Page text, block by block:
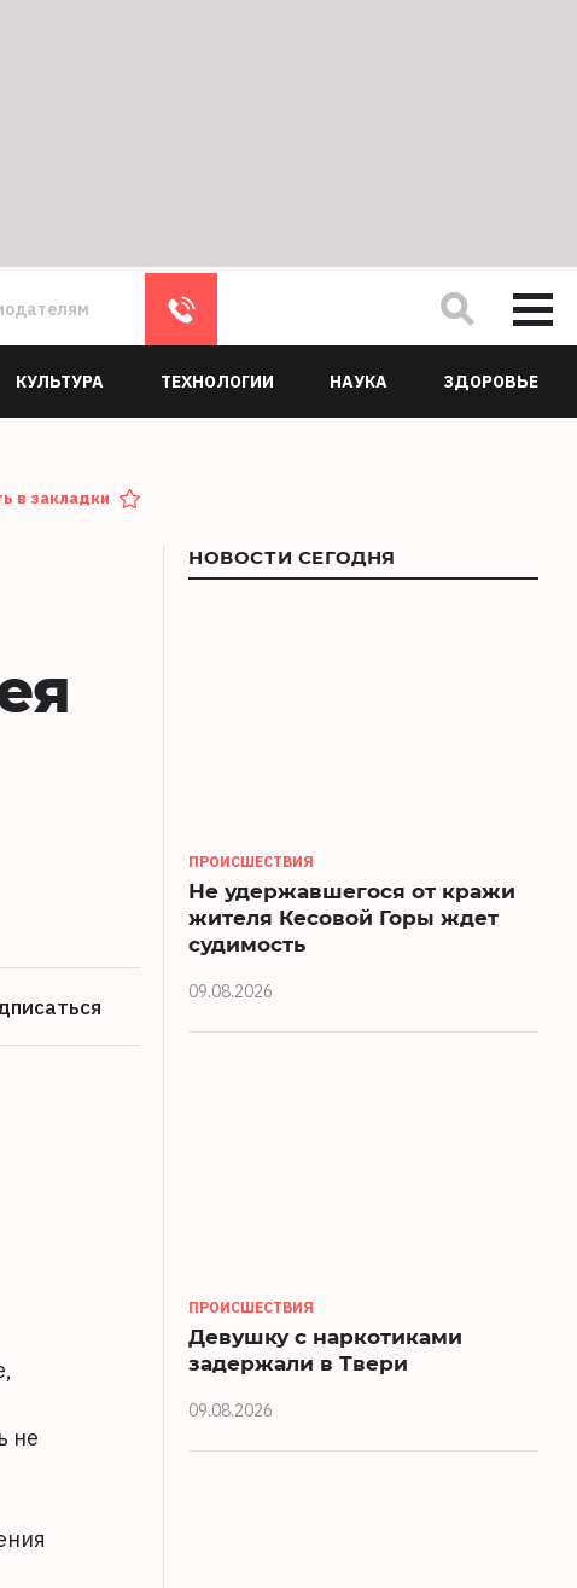
КУЛЬТУРА ТЕХНОЛОГИИ НАУКА ЗДОРОВЬЕ
в закладки
не
НОВОСТИ СЕГОДНЯ
ПРОИСШЕСТВИЯ
Не удержавшегося от кражи
жителя Кесовой Горы ждет
судимость
09.08.2026
ПРОИСШЕСТВИЯ
Девушку с наркотиками
задержали в Твери
09.08.2026